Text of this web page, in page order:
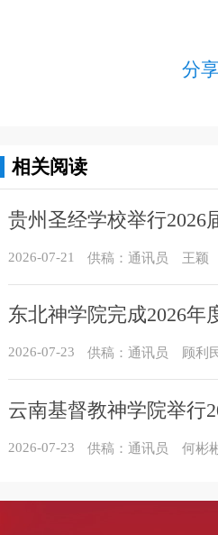
分
相关阅读
2026-07-21 供稿：通讯员 王颖
东北神学院完成2026年
2026-07-23 供稿：通讯员 顾利
云南基督教神学院举行
2026-07-23 供稿：通讯员 何彬